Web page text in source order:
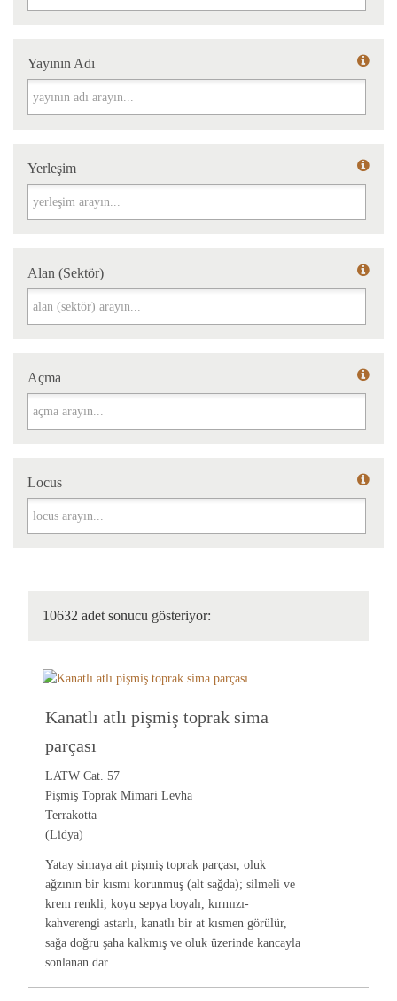
Yayının Adı
Yayının Adı
Yerleşim
Yerleşim
Alan (Sektör)
Alan (Sektör)
Açma
Locus
Locus
10632 adet sonucu gösteriyor:
Kanatlı atlı pişmiş toprak sima
parçası
LATW Cat. 57
Pişmiş Toprak Mimari Levha
Terrakotta
(Lidya)
Yatay simaya ait pişmiş toprak parçası, oluk
ağzının bir kısmı korunmuş (alt sağda); silmeli ve
krem renkli, koyu sepya boyalı, kırmızı-
kahverengi astarlı, kanatlı bir at kısmen görülür,
sağa doğru şaha kalkmış ve oluk üzerinde kancayla
sonlanan dar ...